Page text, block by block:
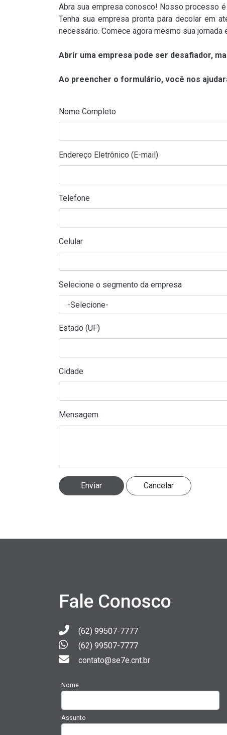
Abra sua empresa conosco! Nosso processo
Tenha sua empresa pronta para decolar em
necessário. Comece agora mesmo sua
Abrir uma empresa pode ser desafiador,
Ao preencher o formulário, você nos
Nome Completo
Endereço Eletrônico (E-mail)
Telefone
Celular
Selecione o segmento da empresa
Estado (UF)
Cidade
Mensagem
Fale Conosco
(62) 99507-7777
(62) 99507-7777
contato@se7e.cnt.br
Nome
Assunto